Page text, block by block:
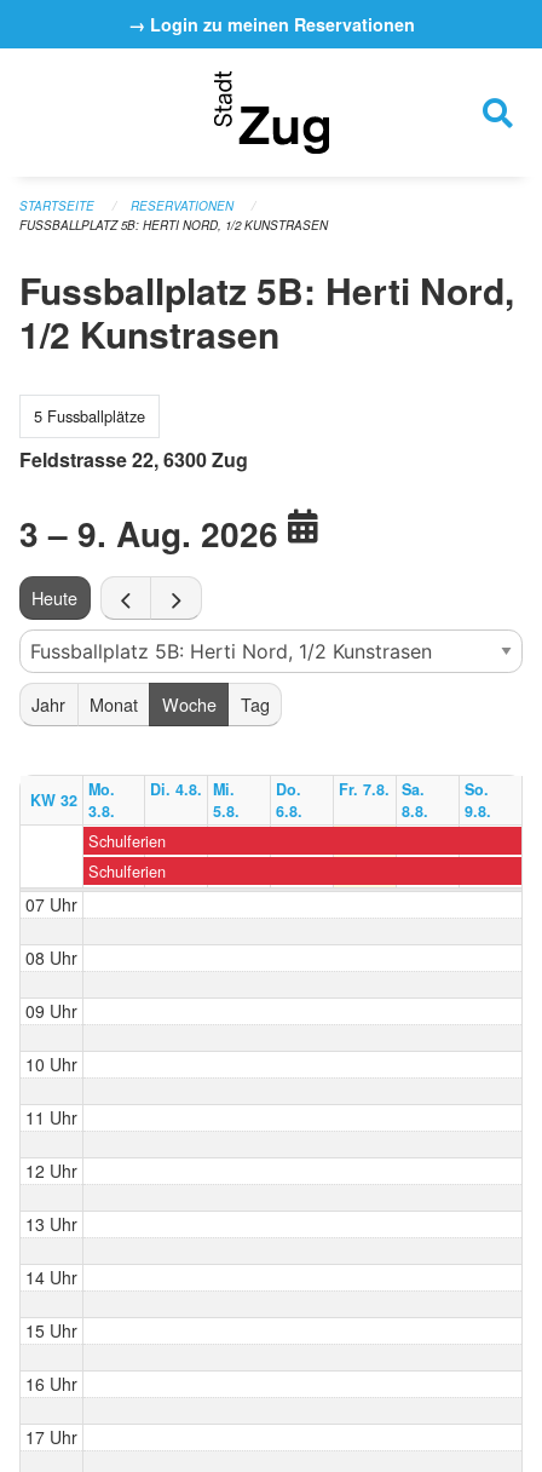
Navigation überspringen→ Login zu meinen Reservationen
STARTSEITE
RESERVATIONEN
FUSSBALLPLATZ 5B: HERTI NORD, 1/2 KUNSTRASEN
Fussballplatz 5B: Herti Nord,
1/2 Kunstrasen
5 Fussballplätze
Feldstrasse 22, 6300 Zug
3 – 9. Aug. 2026
Heute
Jahr Monat Woche Tag
KW 32 Mo.
3.8.
Di. 4.8. Mi.
5.8.
Do.
6.8.
Fr. 7.8.
Sa.
8.8.
So.
9.8.
Schulferien
Schulferien
07 Uhr
08 Uhr
09 Uhr
10 Uhr
11 Uhr
12 Uhr
13 Uhr
14 Uhr
15 Uhr
16 Uhr
17 Uhr